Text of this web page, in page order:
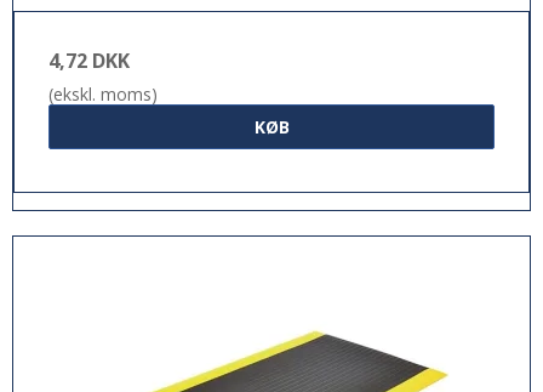
4,72 DKK
(ekskl. moms)
KØB